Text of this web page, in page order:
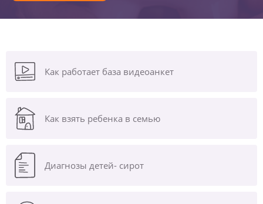
Как работает база видеоанкет
Как взять ребенка в семью
Диагнозы детей- сирот